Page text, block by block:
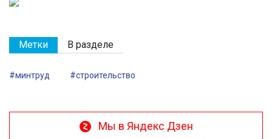
Метки В разделе
#минтруд #строительство
Мы в Яндекс Дзен